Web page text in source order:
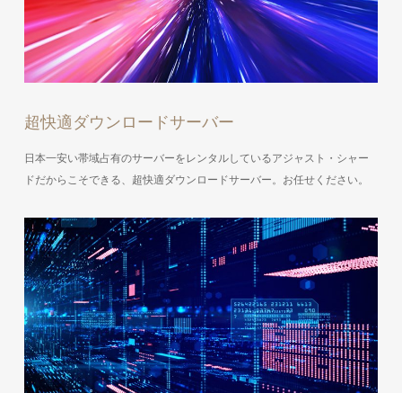
超快適ダウンロードサーバー
日本一安い帯域占有のサーバーをレンタルしているアジャスト・シャー
ドだからこそできる、超快適ダウンロードサーバー。お任せください。